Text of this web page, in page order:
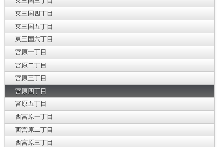
東三国四丁目
東三国五丁目
東三国六丁目
宮原一丁目
宮原二丁目
宮原三丁目
宮原四丁目
宮原五丁目
西宮原一丁目
西宮原二丁目
西宮原三丁目